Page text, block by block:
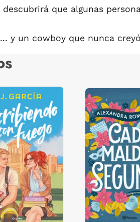
que algunas
y un cowboy que nunca